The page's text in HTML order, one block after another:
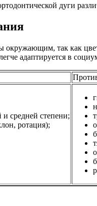
дуги
окружающим, так как
адаптируется в
средней степени;
ротация);